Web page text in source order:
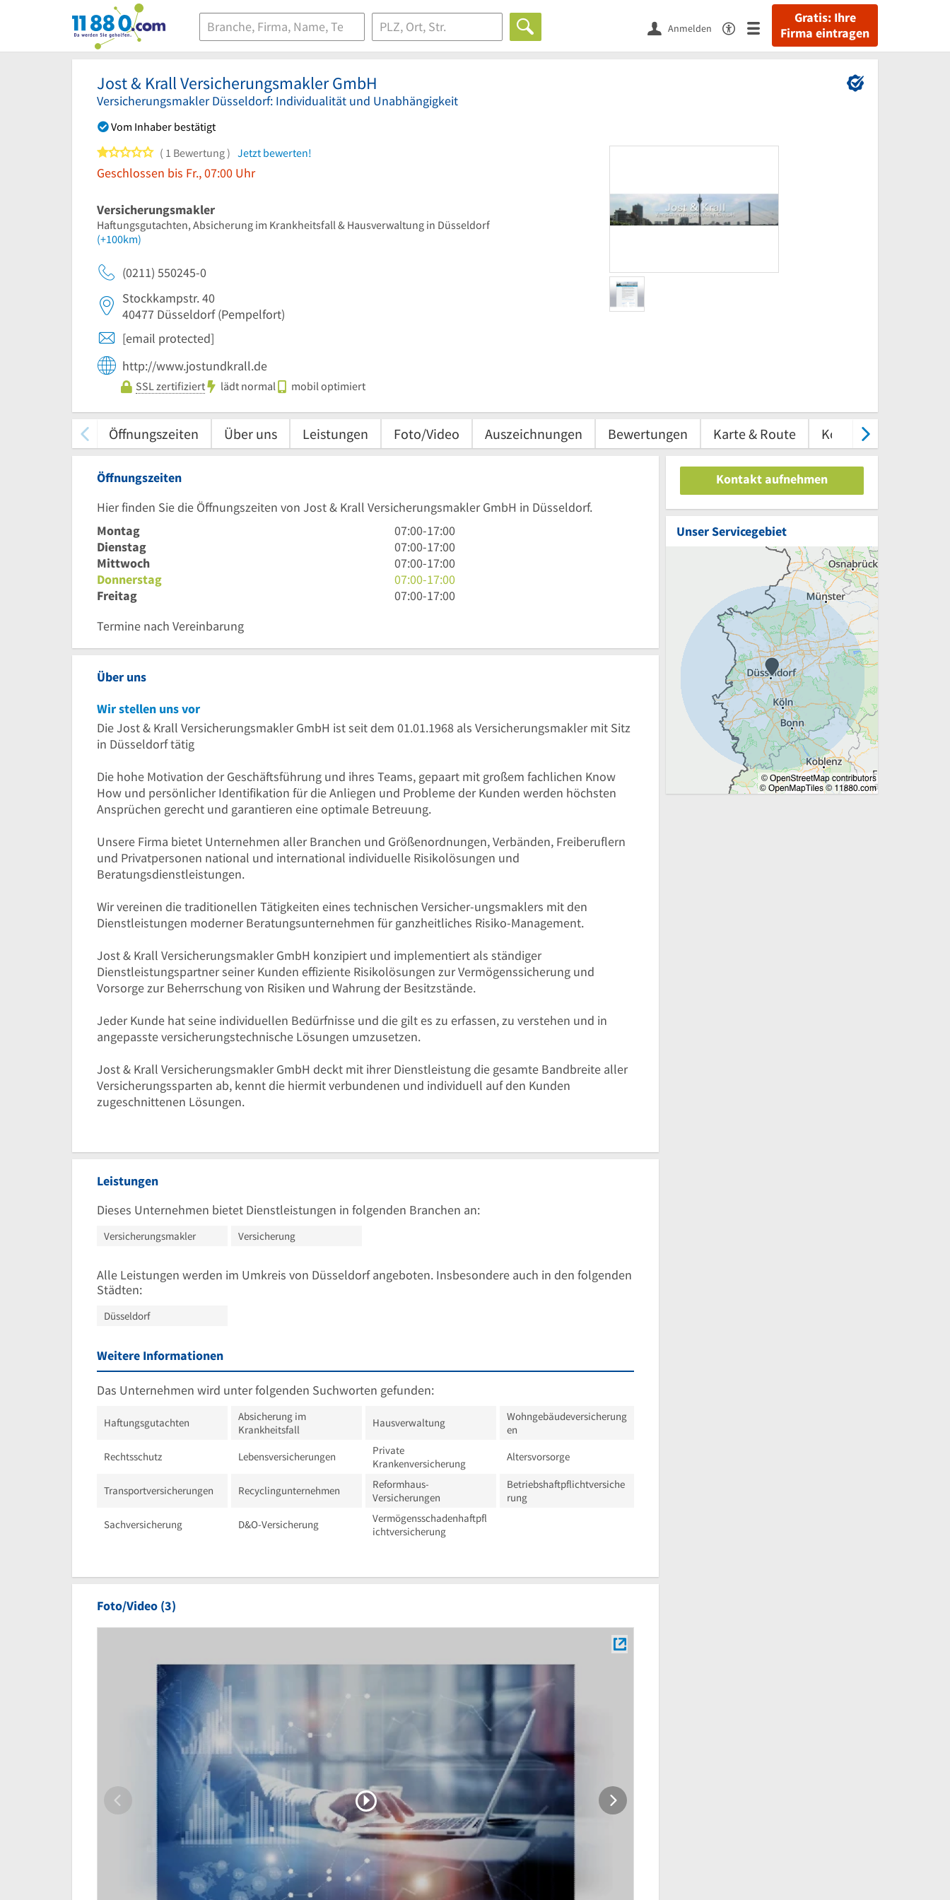
11880.com
Gratis: Ihre
Firma eintragen
Anmelden
Jost & Krall Versicherungsmakler GmbH
Versicherungsmakler Düsseldorf: Individualität und Unabhängigkeit
Vom Inhaber bestätigt
1 von 5 Sternen
1 Bewertung Jetzt bewerten!
Geschlossen bis Fr., 07:00 Uhr
Versicherungsmakler
Haftungsgutachten, Absicherung im Krankheitsfall & Hausverwaltung in Düsseldorf
(+100km)
(0211) 550245-0
Stockkampstr. 40
40477 Düsseldorf(Pempelfort)
[email protected]
http://www.jostundkrall.de
SSL zertifiziert lädt normal mobil optimiert
Öffnungszeiten Über uns Leistungen Foto/Video Auszeichnungen Bewertungen Karte & Route Kontakt
Öffnungszeiten
Hier finden Sie die Öffnungszeiten von Jost & Krall Versicherungsmakler GmbH in Düsseldorf.
Montag
7
Uhr
bis
17
Uhr
07:00-17:00
Dienstag
7
Uhr
bis
17
07:00-17:00
Mittwoch
7
Uhr
bis
07:00-17:00
Donnerstag
7
Uhr
07:00-17:00
Freitag
7
07:00-17:00
Termine nach Vereinbarung
Über uns
Wir stellen uns vor
Die Jost & Krall Versicherungsmakler GmbH ist seit dem 01.01.1968 als Versicherungsmakler mit Sitz
in Düsseldorf tätig
Die hohe Motivation der Geschäftsführung und ihres Teams, gepaart mit großem fachlichen Know
How und persönlicher Identifikation für die Anliegen und Probleme der Kunden werden höchsten
Ansprüchen gerecht und garantieren eine optimale Betreuung.
Unsere Firma bietet Unternehmen aller Branchen und Größenordnungen, Verbänden, Freiberuflern
und Privatpersonen national und international individuelle Risikolösungen und
Beratungsdienstleistungen.
Wir vereinen die traditionellen Tätigkeiten eines technischen Versicher-ungsmaklers mit den
Dienstleistungen moderner Beratungsunternehmen für ganzheitliches Risiko-Management.
Jost & Krall Versicherungsmakler GmbH konzipiert und implementiert als ständiger
Dienstleistungspartner seiner Kunden effiziente Risikolösungen zur Vermögenssicherung und
Vorsorge zur Beherrschung von Risiken und Wahrung der Besitzstände.
Jeder Kunde hat seine individuellen Bedürfnisse und die gilt es zu erfassen, zu verstehen und in
angepasste versicherungstechnische Lösungen umzusetzen.
Jost & Krall Versicherungsmakler GmbH deckt mit ihrer Dienstleistung die gesamte Bandbreite aller
Versicherungssparten ab, kennt die hiermit verbundenen und individuell auf den Kunden
zugeschnittenen Lösungen.
Leistungen
Dieses Unternehmen bietet Dienstleistungen in folgenden Branchen an:
Versicherungsmakler Versicherung
Alle Leistungen werden im Umkreis von Düsseldorf angeboten. Insbesondere auch in den folgenden
Städten:
Düsseldorf
Weitere Informationen
Das Unternehmen wird unter folgenden Suchworten gefunden:
Haftungsgutachten
Absicherung im
Krankheitsfall
Hausverwaltung
Wohngebäudeversicherung
en
Rechtsschutz Lebensversicherungen
Private
Krankenversicherung
Altersvorsorge
Transportversicherungen Recyclingunternehmen
Reformhaus-
Versicherungen
Betriebshaftpflichtversiche
rung
Sachversicherung D&O-Versicherung
Vermögensschadenhaftpfl
ichtversicherung
Foto/Video (3)
Kontakt aufnehmen
Unser Servicegebiet